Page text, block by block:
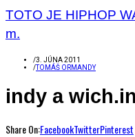
TOTO JE HIPHOP
m.
/3. JÚNA 2011
/TOMÁŠ ORMANDY
indy a
Share On:FacebookTwitterPinterest